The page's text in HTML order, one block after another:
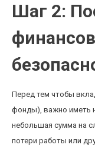
Шаг 2:
Перед тем чтобы
фонды), важно иметь
небольшая сумма на
потери работы или